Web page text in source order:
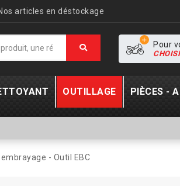
articles en déstockage
Pour
OUTILLAGE PIÈCES -
- Outil EBC